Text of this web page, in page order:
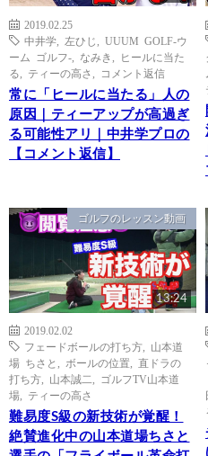
2019.02.25
中井学
左ひじ
UUUM GOLF-ウ
ーム ゴルフ-
なみき
ヒールに当た
る
ティーの高さ コメント返信
常に「ヒールに当たる」人の
原因｜ティーアップが高過ぎ
る可能性アリ｜中井学プロの
【コメント返信】
ゴルフのレッスン動画
13:24
2019.02.02
フェードボールの打ち方
山本道
場 ちさと
ボールの位置
直ドラの
打ち方
山本誠二
ゴルフTV山本道
場
ティーの高さ
難易度S級の新技術が覚醒！
絶賛進化中の山本道場ちさと